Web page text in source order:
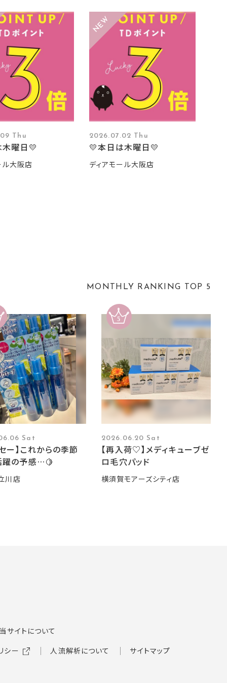
Thu
曜日💛
ル大阪店
2026.07.02 Thu
💛本日は木曜日💛
ディアモール大阪店
MONTHLY RANKING TOP 5
Sat
ー】これからの季節
躍の予感…🍋
川店
2026.06.20 Sat
【再入荷♡】メディキューブゼ
ロ毛穴パッド
横須賀モアーズシティ店
当サイトについて
シー
人流解析について サイトマップ